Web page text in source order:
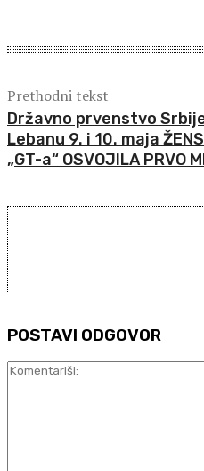
Prethodni tekst
Državno prvenstvo
Lebanu 9. i 10. maja
„GT-a“ OSVOJILA PRVO
POSTAVI ODGOVOR